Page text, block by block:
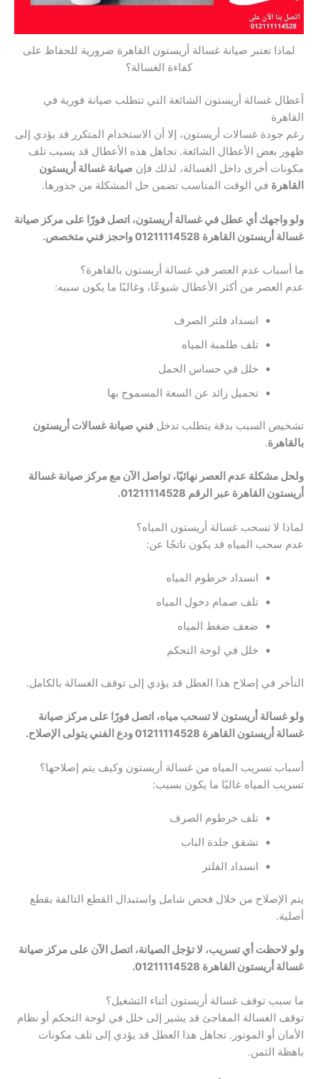
لماذا تعتبر صيانة غسالة أريستون القاهرة ضرورية للحفاظ على
كفاءة الغسالة؟
أعطال غسالة أريستون الشائعة التي تتطلب صيانة فورية في
القاهرة
رغم جودة غسالات أريستون، إلا أن الاستخدام المتكرر قد يؤدي إلى
ظهور بعض الأعطال الشائعة. تجاهل هذه الأعطال قد يسبب تلف
مكونات أخرى داخل الغسالة، لذلك فإن صيانة غسالة أريستون
القاهرة في الوقت المناسب تضمن حل المشكلة من جذورها.
ولو واجهك أي عطل في غسالة أريستون، اتصل فورًا على مركز صيانة
غسالة أريستون القاهرة 01211114528 واحجز فني متخصص.
ما أسباب عدم العصر في غسالة أريستون بالقاهرة؟
عدم العصر من أكثر الأعطال شيوعًا، وغالبًا ما يكون سببه:
انسداد فلتر الصرف
تلف طلمبة المياه
خلل في حساس الحمل
تحميل زائد عن السعة المسموح بها
تشخيص السبب بدقة يتطلب تدخل فني صيانة غسالات أريستون
بالقاهرة.
ولحل مشكلة عدم العصر نهائيًا، تواصل الآن مع مركز صيانة غسالة
أريستون القاهرة عبر الرقم 01211114528.
لماذا لا تسحب غسالة أريستون المياه؟
عدم سحب المياه قد يكون ناتجًا عن:
انسداد خرطوم المياه
تلف صمام دخول المياه
ضعف ضغط المياه
خلل في لوحة التحكم
التأخر في إصلاح هذا العطل قد يؤدي إلى توقف الغسالة بالكامل.
ولو غسالة أريستون لا تسحب مياه، اتصل فورًا على مركز صيانة
غسالة أريستون القاهرة 01211114528 ودع الفني يتولى الإصلاح.
أسباب تسريب المياه من غسالة أريستون وكيف يتم إصلاحها؟
تسريب المياه غالبًا ما يكون بسبب:
تلف خرطوم الصرف
تشقق جلدة الباب
انسداد الفلتر
يتم الإصلاح من خلال فحص شامل واستبدال القطع التالفة بقطع
أصلية.
ولو لاحظت أي تسريب، لا تؤجل الصيانة، اتصل الآن على مركز صيانة
غسالة أريستون القاهرة 01211114528.
ما سبب توقف غسالة أريستون أثناء التشغيل؟
توقف الغسالة المفاجئ قد يشير إلى خلل في لوحة التحكم أو نظام
الأمان أو الموتور. تجاهل هذا العطل قد يؤدي إلى تلف مكونات
باهظة الثمن.